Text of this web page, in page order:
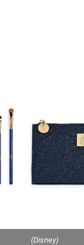
(Disney)